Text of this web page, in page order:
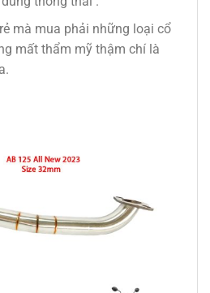
mà mua phải những loại cổ
mất thẩm mỹ thậm chí là